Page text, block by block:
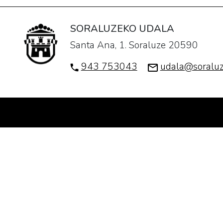
SORALUZEKO UDALA
Santa Ana, 1. Soraluze 20590
943 753043